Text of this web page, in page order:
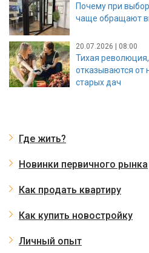
Почему при
чаще обращают
20.07.2026 | 08:00
Тихая
отказываются от
старых дач
Где жить?
Новинки первичного рынка
Как продать квартиру
Как купить новостройку
Личный опыт